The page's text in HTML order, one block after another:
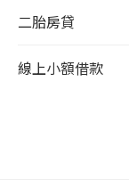
二胎房貸
線上小額借款